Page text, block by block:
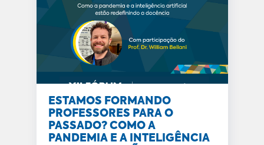
ESTAMOS FORMANDO
PROFESSORES PARA O
PASSADO? COMO A
PANDEMIA E A INTELIGÊNCIA